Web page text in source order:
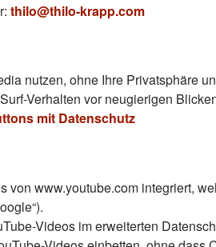
thilo@thilo-krapp.com
nutzen, ohne Ihre Privatsphäre
Verhalten vor neugierigen
mit Datenschutz
von www.youtube.com integriert,
Videos im erweiterten